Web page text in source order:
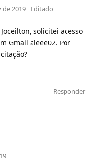
de 2019 Editado
solicitei acesso
Gmail aleee02. Por
Responder